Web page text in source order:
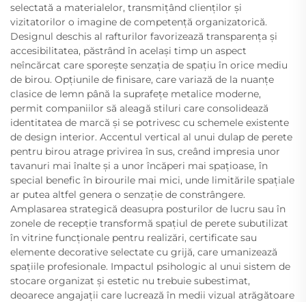
selectată a materialelor, transmițând clienților și
vizitatorilor o imagine de competență organizatorică.
Designul deschis al rafturilor favorizează transparența și
accesibilitatea, păstrând în același timp un aspect
neîncărcat care sporește senzația de spațiu în orice mediu
de birou. Opțiunile de finisare, care variază de la nuanțe
clasice de lemn până la suprafețe metalice moderne,
permit companiilor să aleagă stiluri care consolidează
identitatea de marcă și se potrivesc cu schemele existente
de design interior. Accentul vertical al unui dulap de perete
pentru birou atrage privirea în sus, creând impresia unor
tavanuri mai înalte și a unor încăperi mai spațioase, în
special benefic în birourile mai mici, unde limitările spațiale
ar putea altfel genera o senzație de constrângere.
Amplasarea strategică deasupra posturilor de lucru sau în
zonele de recepție transformă spațiul de perete subutilizat
în vitrine funcționale pentru realizări, certificate sau
elemente decorative selectate cu grijă, care umanizează
spațiile profesionale. Impactul psihologic al unui sistem de
stocare organizat și estetic nu trebuie subestimat,
deoarece angajații care lucrează în medii vizual atrăgătoare